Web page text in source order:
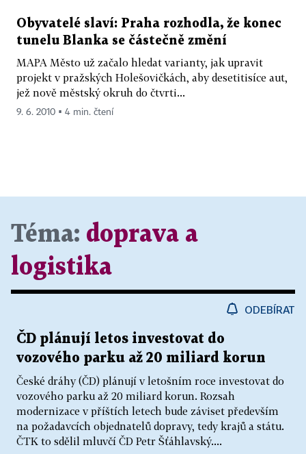
Obyvatelé slaví: Praha rozhodla, že konec
tunelu Blanka se částečně změní
MAPA Město už začalo hledat varianty, jak upravit
projekt v pražských Holešovičkách, aby desetitisíce aut,
jež nově městský okruh do čtvrti...
9. 6. 2010 ▪ 4 min. čtení
Téma: doprava a
logistika
ODEBÍRAT
ČD plánují letos investovat do
vozového parku až 20 miliard korun
České dráhy (ČD) plánují v letošním roce investovat do
vozového parku až 20 miliard korun. Rozsah
modernizace v příštích letech bude záviset především
na požadavcích objednatelů dopravy, tedy krajů a státu.
ČTK to sdělil mluvčí ČD Petr Šťáhlavský....